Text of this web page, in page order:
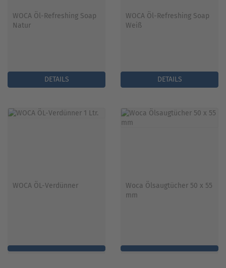
WOCA Öl-Refreshing Soap
Natur
DETAILS
WOCA Öl-Refreshing Soap
Weiß
DETAILS
WOCA ÖL-Verdünner
Woca Ölsaugtücher 50 x 55
mm